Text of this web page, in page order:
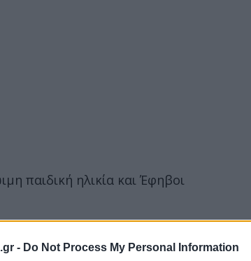
- Do Not Process My Personal Information
παιδική ηλικία και Έφηβοι
1.300 mg ασβεστίου την ημέρα για τα
πηγές ασβεστίου, όπως τα